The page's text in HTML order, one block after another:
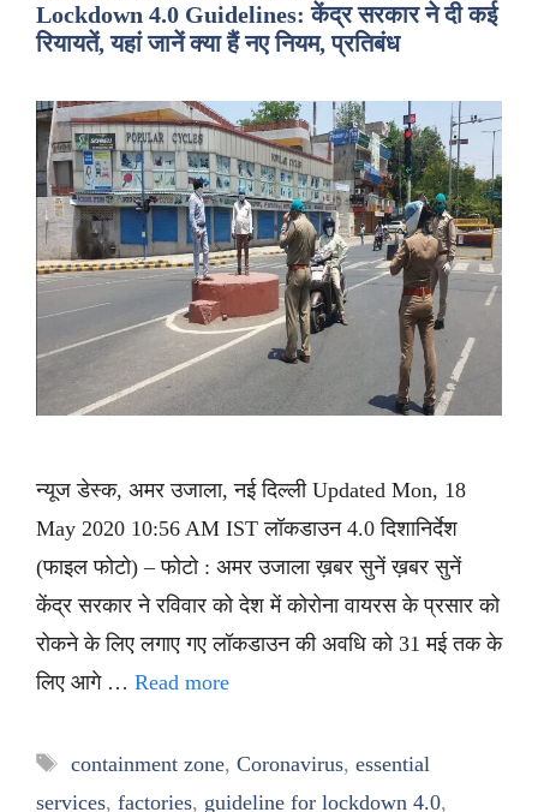
Lockdown 4.0 Guidelines: केंद्र सरकार ने दी कई
रियायतें, यहां जानें क्या हैं नए नियम, प्रतिबंध
न्यूज डेस्क, अमर उजाला, नई दिल्ली Updated Mon, 18
May 2020 10:56 AM IST लॉकडाउन 4.0 दिशानिर्देश
(फाइल फोटो) – फोटो : अमर उजाला ख़बर सुनें ख़बर सुनें
केंद्र सरकार ने रविवार को देश में कोरोना वायरस के प्रसार को
रोकने के लिए लगाए गए लॉकडाउन की अवधि को 31 मई तक के
लिए आगे … Read more
Tags
containment zone, Coronavirus, essential
services, factories, guideline for lockdown 4.0,